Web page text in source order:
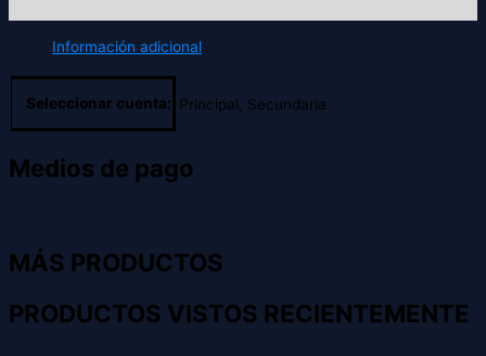
Información adicional
Seleccionar cuenta: Principal, Secundaria
Medios de pago
MÁS PRODUCTOS
PRODUCTOS VISTOS RECIENTEMENTE